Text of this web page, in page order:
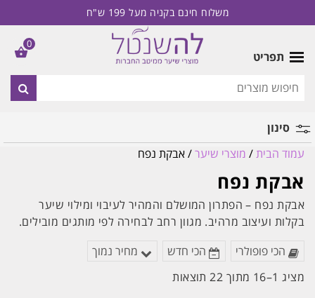
משלוח חינם בקניה מעל 199 ש"ח
תפריט
סינון
מותג
עמוד הבית/ מוצרי שיער/ אבקת נפח
אבקת נפח
אבקת נפח – הפתרון המושלם והמהיר לעיבוי ומילוי שיער
בקלות ועיצוב מרהיב. מגוון רחב לבחירה לפי מותגים מובילים.
הכי פופולרי
הכי חדש
מחיר נמוך
מציג 1–16 מתוך 22 תוצאות
ממוין
0